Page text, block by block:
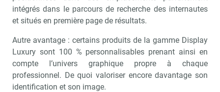
intégrés dans le parcours de recherche des internautes
et situés en première page de résultats.
Autre avantage : certains produits de la gamme Display
Luxury sont 100 % personnalisables prenant ainsi en
compte l’univers graphique propre à chaque
professionnel. De quoi valoriser encore davantage son
identification et son image.
Recevoir Immo Matin
Valider